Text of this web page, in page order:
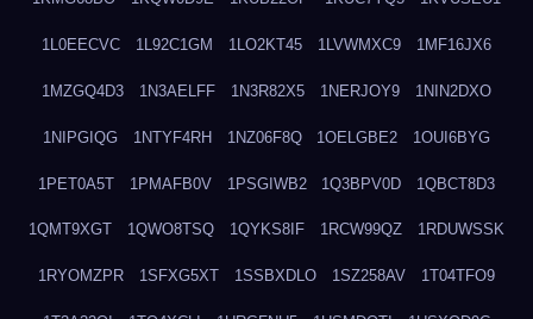
1L0EECVC 1L92C1GM 1LO2KT45 1LVWMXC9 1MF16JX6
1MZGQ4D3 1N3AELFF 1N3R82X5 1NERJOY9 1NIN2DXO
1NIPGIQG 1NTYF4RH 1NZ06F8Q 1OELGBE2 1OUI6BYG
1PET0A5T 1PMAFB0V 1PSGIWB2 1Q3BPV0D 1QBCT8D3
1QMT9XGT 1QWO8TSQ 1QYKS8IF 1RCW99QZ 1RDUWSSK
1RYOMZPR 1SFXG5XT 1SSBXDLO 1SZ258AV 1T04TFO9